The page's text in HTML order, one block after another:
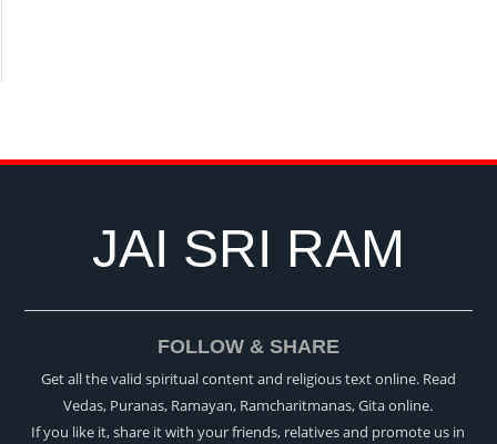
JAI SRI RAM
FOLLOW & SHARE
Get all the valid spiritual content and religious text online. Read
Vedas, Puranas, Ramayan, Ramcharitmanas, Gita online.
If you like it, share it with your friends, relatives and promote us in